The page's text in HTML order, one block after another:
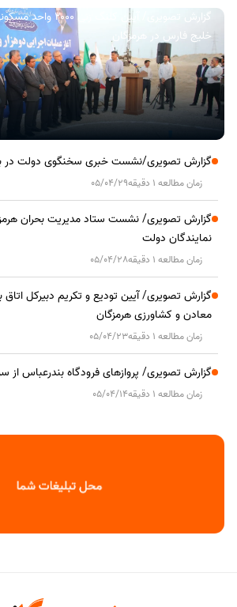
گزارش تصویری/ آیین
خلیج فارس در هرمزگان
گزارش تصویری/نشست خبری سخنگوی دولت در
زمان مطالعه 1 دقیقه 05/04/29
گزارش تصویری/ نشست ستاد مدیریت بحران
نمایندگان دولت
زمان مطالعه 1 دقیقه 05/04/28
گزارش تصویری/ آیین تودیع و تکریم دبیرکل اتاق
معادن و کشاورزی هرمزگان
زمان مطالعه 1 دقیقه 05/04/23
گزارش تصویری/ پروازهای فرودگاه بندرعباس از
زمان مطالعه 1 دقیقه 05/04/14